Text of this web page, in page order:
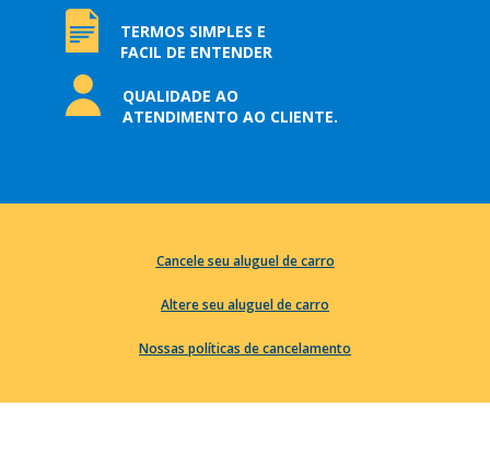
TERMOS SIMPLES E
FACIL DE ENTENDER
QUALIDADE AO
ATENDIMENTO AO CLIENTE.
Cancele seu aluguel de carro
Altere seu aluguel de carro
Nossas políticas de cancelamento